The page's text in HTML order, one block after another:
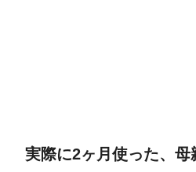
実際に2ヶ月使った、母